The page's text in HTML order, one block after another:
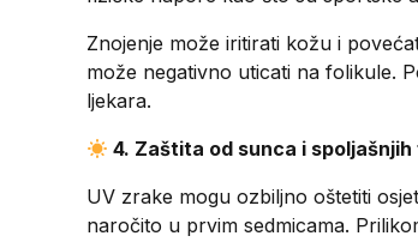
Znojenje može iritirati kožu i
može negativno uticati na folikule.
ljekara.
4. Zaštita od sunca i
UV zrake mogu ozbiljno oštetiti
naročito u prvim sedmicama.